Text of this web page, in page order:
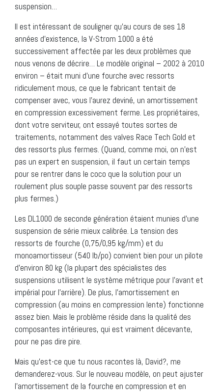
suspension…
Il est intéressant de souligner qu’au cours de ses 18
années d’existence, la V-Strom 1000 a été
successivement affectée par les deux problèmes que
nous venons de décrire… Le modèle original – 2002 à 2010
environ – était muni d’une fourche avec ressorts
ridiculement mous, ce que le fabricant tentait de
compenser avec, vous l’aurez deviné, un amortissement
en compression excessivement ferme. Les propriétaires,
dont votre serviteur, ont essayé toutes sortes de
traitements, notamment des valves Race Tech Gold et
des ressorts plus fermes. (Quand, comme moi, on n’est
pas un expert en suspension, il faut un certain temps
pour se rentrer dans le coco que la solution pour un
roulement plus souple passe souvent par des ressorts
plus fermes.)
Les DL1000 de seconde génération étaient munies d’une
suspension de série mieux calibrée. La tension des
ressorts de fourche (0,75/0,95 kg/mm) et du
monoamortisseur (540 lb/po) convient bien pour un pilote
d’environ 80 kg (la plupart des spécialistes des
suspensions utilisent le système métrique pour l’avant et
impérial pour l’arrière). De plus, l’amortissement en
compression (au moins en compression lente) fonctionne
assez bien. Mais le problème réside dans la qualité des
composantes intérieures, qui est vraiment décevante,
pour ne pas dire pire.
Mais qu’est-ce que tu nous racontes là, David?, me
demanderez-vous. Sur le nouveau modèle, on peut ajuster
l’amortissement de la fourche en compression et en